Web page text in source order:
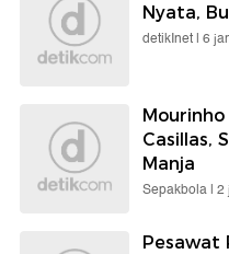
Nyata,
detikInet | 6
Casillas,
Manja
Sepakbola | 2
Pesawat